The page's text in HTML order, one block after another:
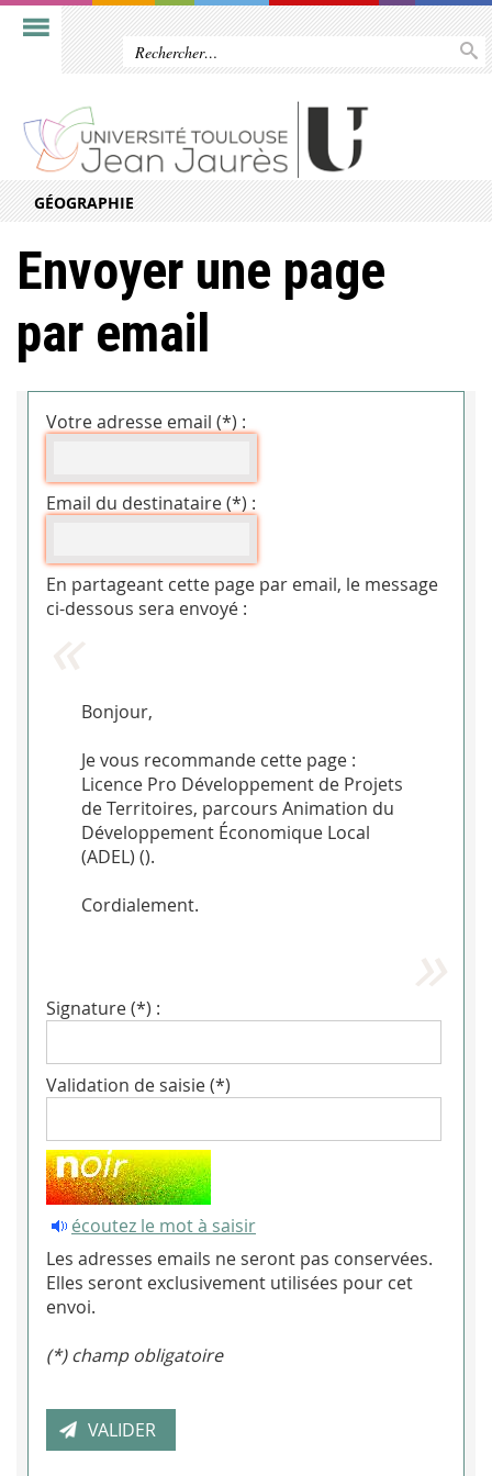
GÉOGRAPHIE
Envoyer une page
par email
Votre adresse email (*) :
Email du destinataire (*) :
En partageant cette page par email, le message
ci-dessous sera envoyé :
Bonjour,
Je vous recommande cette page :
Licence Pro Développement de Projets
de Territoires, parcours Animation du
Développement Économique Local
(ADEL) ().
Cordialement.
Signature (*) :
Validation de saisie (*)
écoutez le mot à saisir
Les adresses emails ne seront pas conservées.
Elles seront exclusivement utilisées pour cet
envoi.
(*) champ obligatoire